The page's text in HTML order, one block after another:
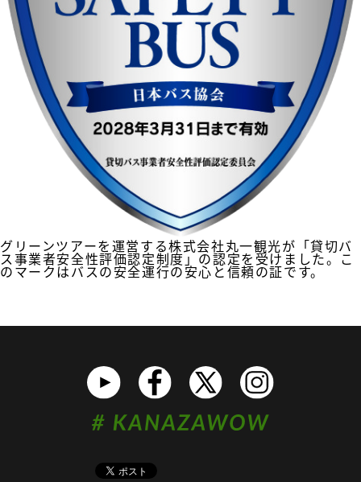
グリーンツアーを運営する株式会社丸一観光が「貸切バ
ス事業者安全性評価認定制度」の認定を受けました。こ
のマークはバスの安全運行の安心と信頼の証です。